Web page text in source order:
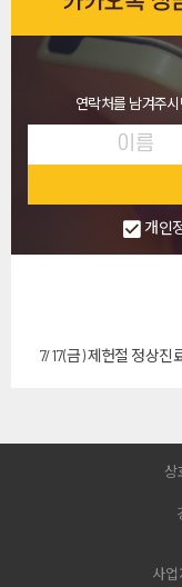
7/17(금) 제헌절 정상진
연락처를 남겨주
개인
상
사